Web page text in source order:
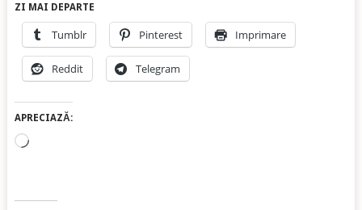
ZI MAI DEPARTE
Tumblr Pinterest Imprimare
Reddit Telegram
APRECIAZĂ:
Încarc...